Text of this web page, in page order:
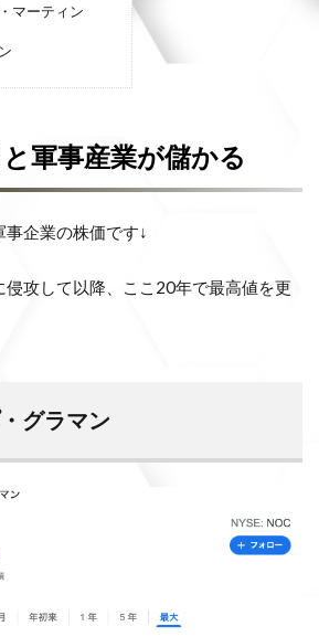
マーティン
軍事産業が儲かる
事企業の株価です↓
侵攻して以降、ここ20年で最高値を更
グラマン